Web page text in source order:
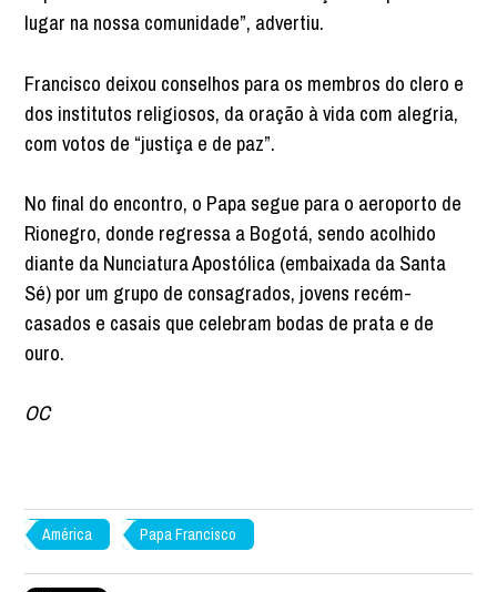
lugar na nossa comunidade”, advertiu.
Francisco deixou conselhos para os membros do clero e
dos institutos religiosos, da oração à vida com alegria,
com votos de “justiça e de paz”.
No final do encontro, o Papa segue para o aeroporto de
Rionegro, donde regressa a Bogotá, sendo acolhido
diante da Nunciatura Apostólica (embaixada da Santa
Sé) por um grupo de consagrados, jovens recém-
casados e casais que celebram bodas de prata e de
ouro.
OC
América Papa Francisco